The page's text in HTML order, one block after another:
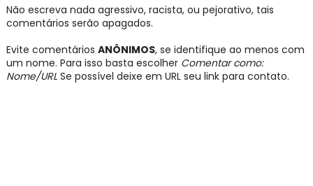
Não escreva nada agressivo, racista, ou pejorativo, tais
comentários serão apagados.
Evite comentários ANÔNIMOS, se identifique ao menos com
um nome. Para isso basta escolher Comentar como:
Nome/URLSe possível deixe em URL seu link para contato.